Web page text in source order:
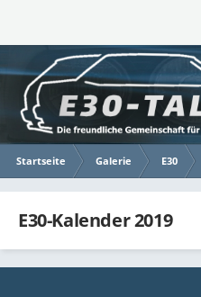
Startseite Galerie E30
E30-Kalender 2019